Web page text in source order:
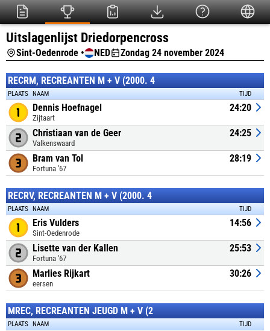
Uitslagenlijst Driedorpencross
Sint-Oedenrode • NED Zondag 24 november 2024
RECRM, RECREANTEN M + V (2000. 4
PLAATS NAAM TIJD
Dennis Hoefnagel
Zijtaart
24:20
Christiaan van de Geer
Valkenswaard
24:25
Bram van Tol
Fortuna '67
28:19
RECRV, RECREANTEN M + V (2000. 4
PLAATS NAAM TIJD
Eris Vulders
Sint-Oedenrode
14:56
Lisette van der Kallen
Fortuna '67
25:53
Marlies Rijkart
eersen
30:26
MREC, RECREANTEN JEUGD M + V (2
PLAATS NAAM TIJD